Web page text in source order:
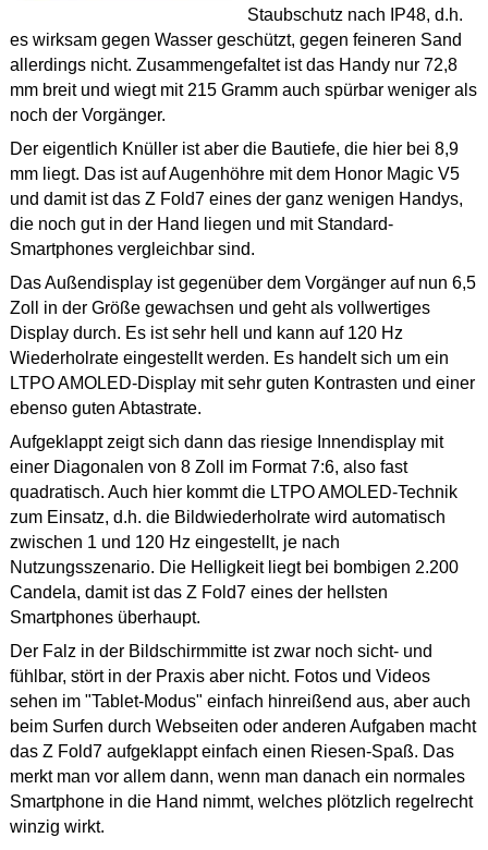
Staubschutz nach IP48, d.h.
es wirksam gegen Wasser geschützt, gegen feineren Sand
allerdings nicht. Zusammengefaltet ist das Handy nur 72,8
mm breit und wiegt mit 215 Gramm auch spürbar weniger als
noch der Vorgänger.
Der eigentlich Knüller ist aber die Bautiefe, die hier bei 8,9
mm liegt. Das ist auf Augenhöhre mit dem Honor Magic V5
und damit ist das Z Fold7 eines der ganz wenigen Handys,
die noch gut in der Hand liegen und mit Standard-
Smartphones vergleichbar sind.
Das Außendisplay ist gegenüber dem Vorgänger auf nun 6,5
Zoll in der Größe gewachsen und geht als vollwertiges
Display durch. Es ist sehr hell und kann auf 120 Hz
Wiederholrate eingestellt werden. Es handelt sich um ein
LTPO AMOLED-Display mit sehr guten Kontrasten und einer
ebenso guten Abtastrate.
Aufgeklappt zeigt sich dann das riesige Innendisplay mit
einer Diagonalen von 8 Zoll im Format 7:6, also fast
quadratisch. Auch hier kommt die LTPO AMOLED-Technik
zum Einsatz, d.h. die Bildwiederholrate wird automatisch
zwischen 1 und 120 Hz eingestellt, je nach
Nutzungsszenario. Die Helligkeit liegt bei bombigen 2.200
Candela, damit ist das Z Fold7 eines der hellsten
Smartphones überhaupt.
Der Falz in der Bildschirmmitte ist zwar noch sicht- und
fühlbar, stört in der Praxis aber nicht. Fotos und Videos
sehen im "Tablet-Modus" einfach hinreißend aus, aber auch
beim Surfen durch Webseiten oder anderen Aufgaben macht
das Z Fold7 aufgeklappt einfach einen Riesen-Spaß. Das
merkt man vor allem dann, wenn man danach ein normales
Smartphone in die Hand nimmt, welches plötzlich regelrecht
winzig wirkt.